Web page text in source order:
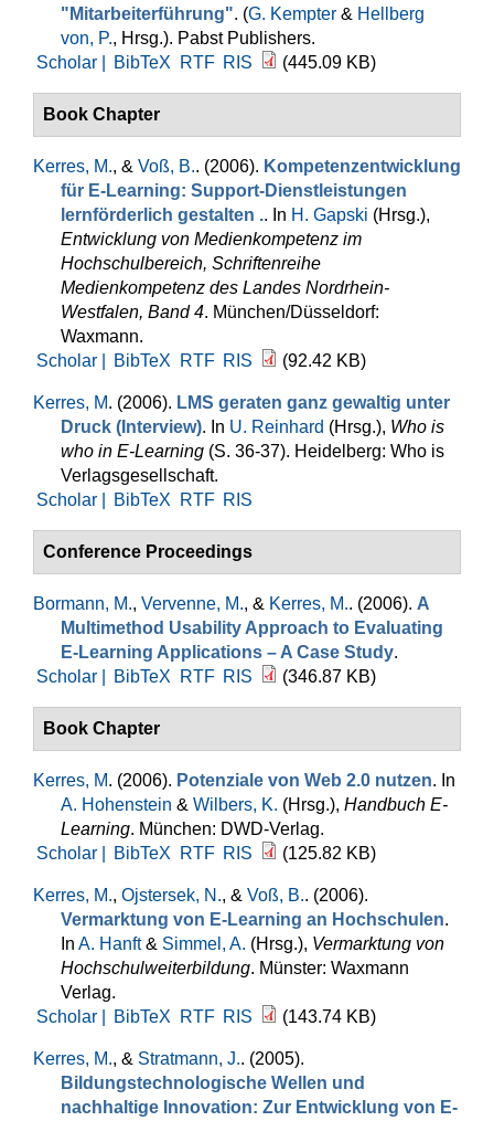
"Mitarbeiterführung". (G. Kempter & Hellberg
von, P., Hrsg.). Pabst Publishers.
Scholar |
BibTeX RTF RIS (445.09 KB)
Book Chapter
Kerres, M., & Voß, B.. (2006). Kompetenzentwicklung
für E-Learning: Support-Dienstleistungen
lernförderlich gestalten .. In H. Gapski (Hrsg.),
Entwicklung von Medienkompetenz im
Hochschulbereich, Schriftenreihe
Medienkompetenz des Landes Nordrhein-
Westfalen, Band 4. München/Düsseldorf:
Waxmann.
Scholar |
BibTeX RTF RIS (92.42 KB)
Kerres, M. (2006). LMS geraten ganz gewaltig unter
Druck (Interview). In U. Reinhard (Hrsg.), Who is
who in E-Learning (S. 36-37). Heidelberg: Who is
Verlagsgesellschaft.
Scholar |
BibTeX RTF RIS
Conference Proceedings
Bormann, M., Vervenne, M., & Kerres, M.. (2006). A
Multimethod Usability Approach to Evaluating
E-Learning Applications – A Case Study.
Scholar |
BibTeX RTF RIS (346.87 KB)
Book Chapter
Kerres, M. (2006). Potenziale von Web 2.0 nutzen. In
A. Hohenstein & Wilbers, K. (Hrsg.), Handbuch E-
Learning. München: DWD-Verlag.
Scholar |
BibTeX RTF RIS (125.82 KB)
Kerres, M., Ojstersek, N., & Voß, B.. (2006).
Vermarktung von E-Learning an Hochschulen.
In A. Hanft& Simmel, A. (Hrsg.), Vermarktung von
Hochschulweiterbildung. Münster: Waxmann
Verlag.
Scholar |
BibTeX RTF RIS (143.74 KB)
Kerres, M., & Stratmann, J.. (2005).
Bildungstechnologische Wellen und
nachhaltige Innovation: Zur Entwicklung von E-